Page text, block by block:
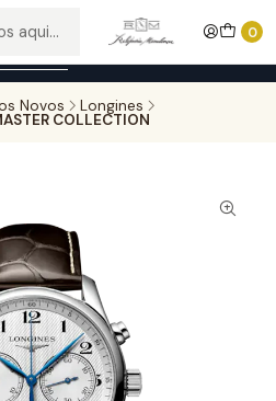
0
superiores a 100,00€ - Todas as
a confirmação de stock.
Novos Longines
COLLECTION